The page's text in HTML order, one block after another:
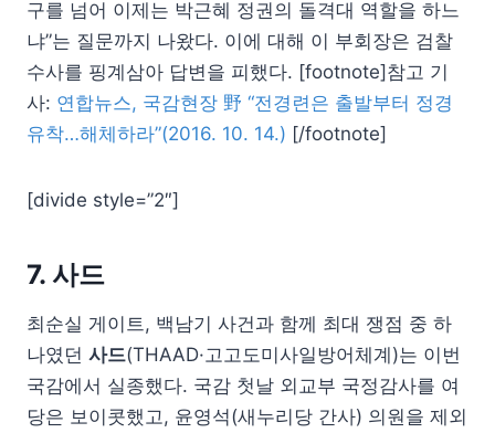
구를 넘어 이제는 박근혜 정권의 돌격대 역할을 하느
냐”는 질문까지 나왔다. 이에 대해 이 부회장은 검찰
수사를 핑계삼아 답변을 피했다. [footnote]참고 기
사: 연합뉴스, 국감현장 野 “전경련은 출발부터 정경
유착…해체하라”(2016. 10. 14.) [/footnote]
[divide style=”2″]
7. 사드
최순실 게이트, 백남기 사건과 함께 최대 쟁점 중 하
나였던 사드(THAAD·고고도미사일방어체계)는 이번
국감에서 실종했다. 국감 첫날 외교부 국정감사를 여
당은 보이콧했고, 윤영석(새누리당 간사) 의원을 제외